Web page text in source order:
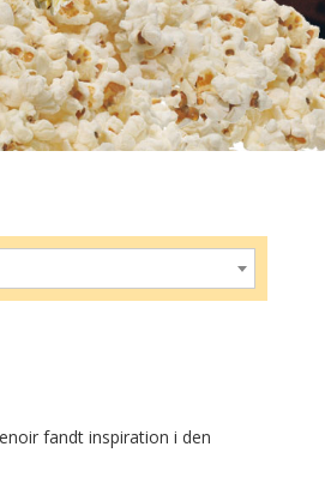
fandt inspiration i den